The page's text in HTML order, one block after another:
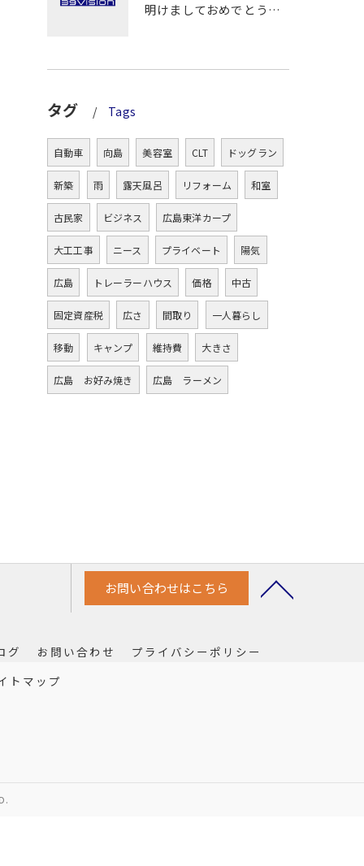
明けましておめでとうございます！
タグ Tags
自動車 向島 美容室 CLT ドッグラン
新築 雨 露天風呂 リフォーム 和室
古民家 ビジネス 広島東洋カープ
大工工事 ニース プライベート 陽気
広島 トレーラーハウス 価格 中古
固定資産税 広さ 間取り 一人暮らし
移動 キャンプ 維持費 大きさ
広島 お好み焼き 広島 ラーメン
お問い合わせはこちら
グ お問い合わせ
プライバシーポリシー
トマップ